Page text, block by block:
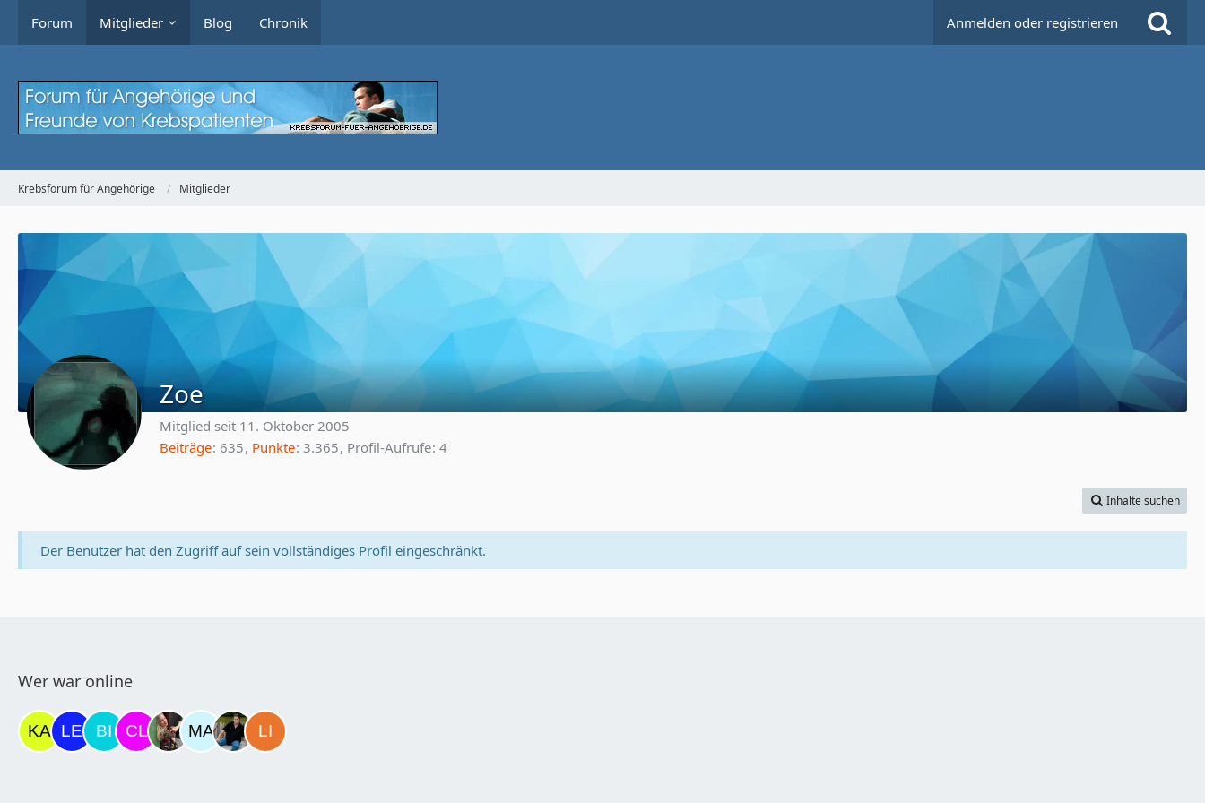
Forum Mitglieder Blog Chronik Anmelden oder registrieren
Krebsforum für Angehörige Mitglieder
Zoe
Mitglied seit 11. Oktober 2005
Beiträge 635 Punkte 3.365 Profil-Aufrufe 4
Inhalte suchen
Der Benutzer hat den Zugriff auf sein vollständiges Profil eingeschränkt.
Wer war online